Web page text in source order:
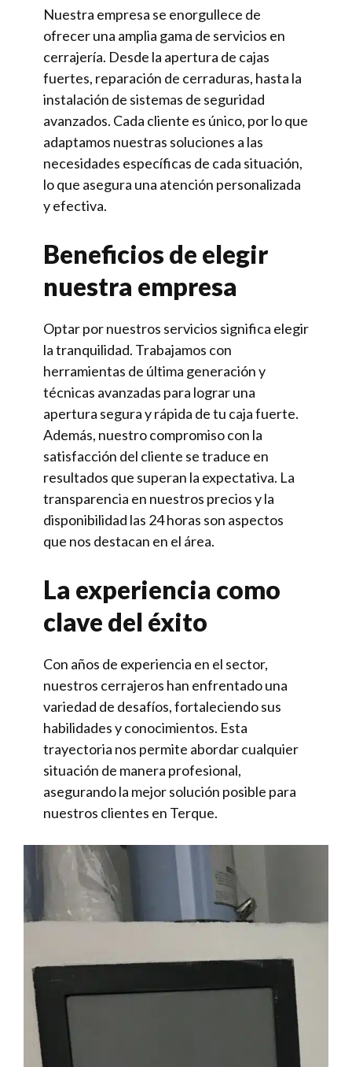
Nuestra empresa se enorgullece de
ofrecer una amplia gama de servicios en
cerrajería. Desde la apertura de cajas
fuertes, reparación de cerraduras, hasta la
instalación de sistemas de seguridad
avanzados. Cada cliente es único, por lo que
adaptamos nuestras soluciones a las
necesidades específicas de cada situación,
lo que asegura una atención personalizada
y efectiva.
Beneficios de elegir
nuestra empresa
Optar por nuestros servicios significa elegir
la tranquilidad. Trabajamos con
herramientas de última generación y
técnicas avanzadas para lograr una
apertura segura y rápida de tu caja fuerte.
Además, nuestro compromiso con la
satisfacción del cliente se traduce en
resultados que superan la expectativa. La
transparencia en nuestros precios y la
disponibilidad las 24 horas son aspectos
que nos destacan en el área.
La experiencia como
clave del éxito
Con años de experiencia en el sector,
nuestros cerrajeros han enfrentado una
variedad de desafíos, fortaleciendo sus
habilidades y conocimientos. Esta
trayectoria nos permite abordar cualquier
situación de manera profesional,
asegurando la mejor solución posible para
nuestros clientes en Terque.